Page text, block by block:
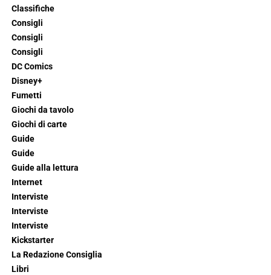
Classifiche
Consigli
Consigli
Consigli
DC Comics
Disney+
Fumetti
Giochi da tavolo
Giochi di carte
Guide
Guide
Guide alla lettura
Internet
Interviste
Interviste
Interviste
Kickstarter
La Redazione Consiglia
Libri